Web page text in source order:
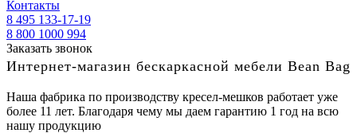
Контакты
8 495 133-17-19
8 800 1000 994
Заказать звонок
Интернет-магазин бескаркасной мебели Bean Bag
Наша фабрика по производству кресел-мешков работает уже
более 11 лет. Благодаря чему мы даем гарантию 1 год на всю
нашу продукцию